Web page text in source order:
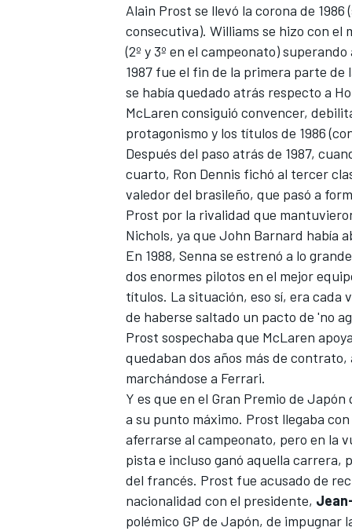
Alain Prost se llevó la corona de
consecutiva). Williams se hizo con el
(2º y 3º en el campeonato)
1987 fue el fin de la primera parte de
se había quedado atrás respecto a
McLaren consiguió convencer,
protagonismo y los títulos de 1986
Después del paso atrás de 1987,
cuarto, Ron Dennis fichó al tercer
valedor del brasileño, que pasó a
Prost por la rivalidad que
Nichols, ya que John Barnard había
En 1988, Senna se estrenó a lo
dos enormes pilotos en el mejor
títulos. La situación, eso sí, era cada
de haberse saltado un pacto de 'no
Prost sospechaba que McLaren
quedaban dos años más de
marchándose a Ferrari.
Y es que en el Gran Premio de
a su punto máximo. Prost llegaba
aferrarse al campeonato, pero en la
pista e incluso ganó aquella carrera,
del francés. Prost fue acusado de
nacionalidad con el presidente,
polémico GP de Japón, de impugnar